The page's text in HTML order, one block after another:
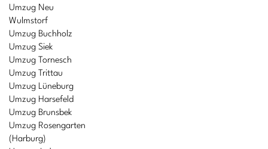
Umzug Neu
Wulmstorf
Umzug Buchholz
Umzug Siek
Umzug Tornesch
Umzug Trittau
Umzug Lüneburg
Umzug Harsefeld
Umzug Brunsbek
Umzug Rosengarten
(Harburg)